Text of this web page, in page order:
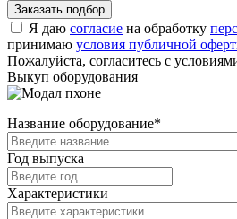
Я даю согласие на обработку
принимаю условия публичной
Пожалуйста, согласитесь с
Выкуп оборудования
Название оборудование*
Год выпуска
Характеристики